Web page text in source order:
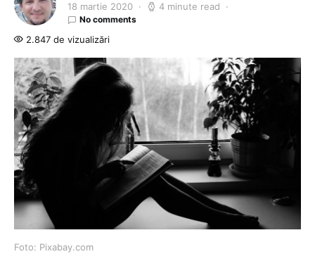
18 martie 2020 4 minute read
No comments
2.847 de vizualizări
Foto: Pixabay.com